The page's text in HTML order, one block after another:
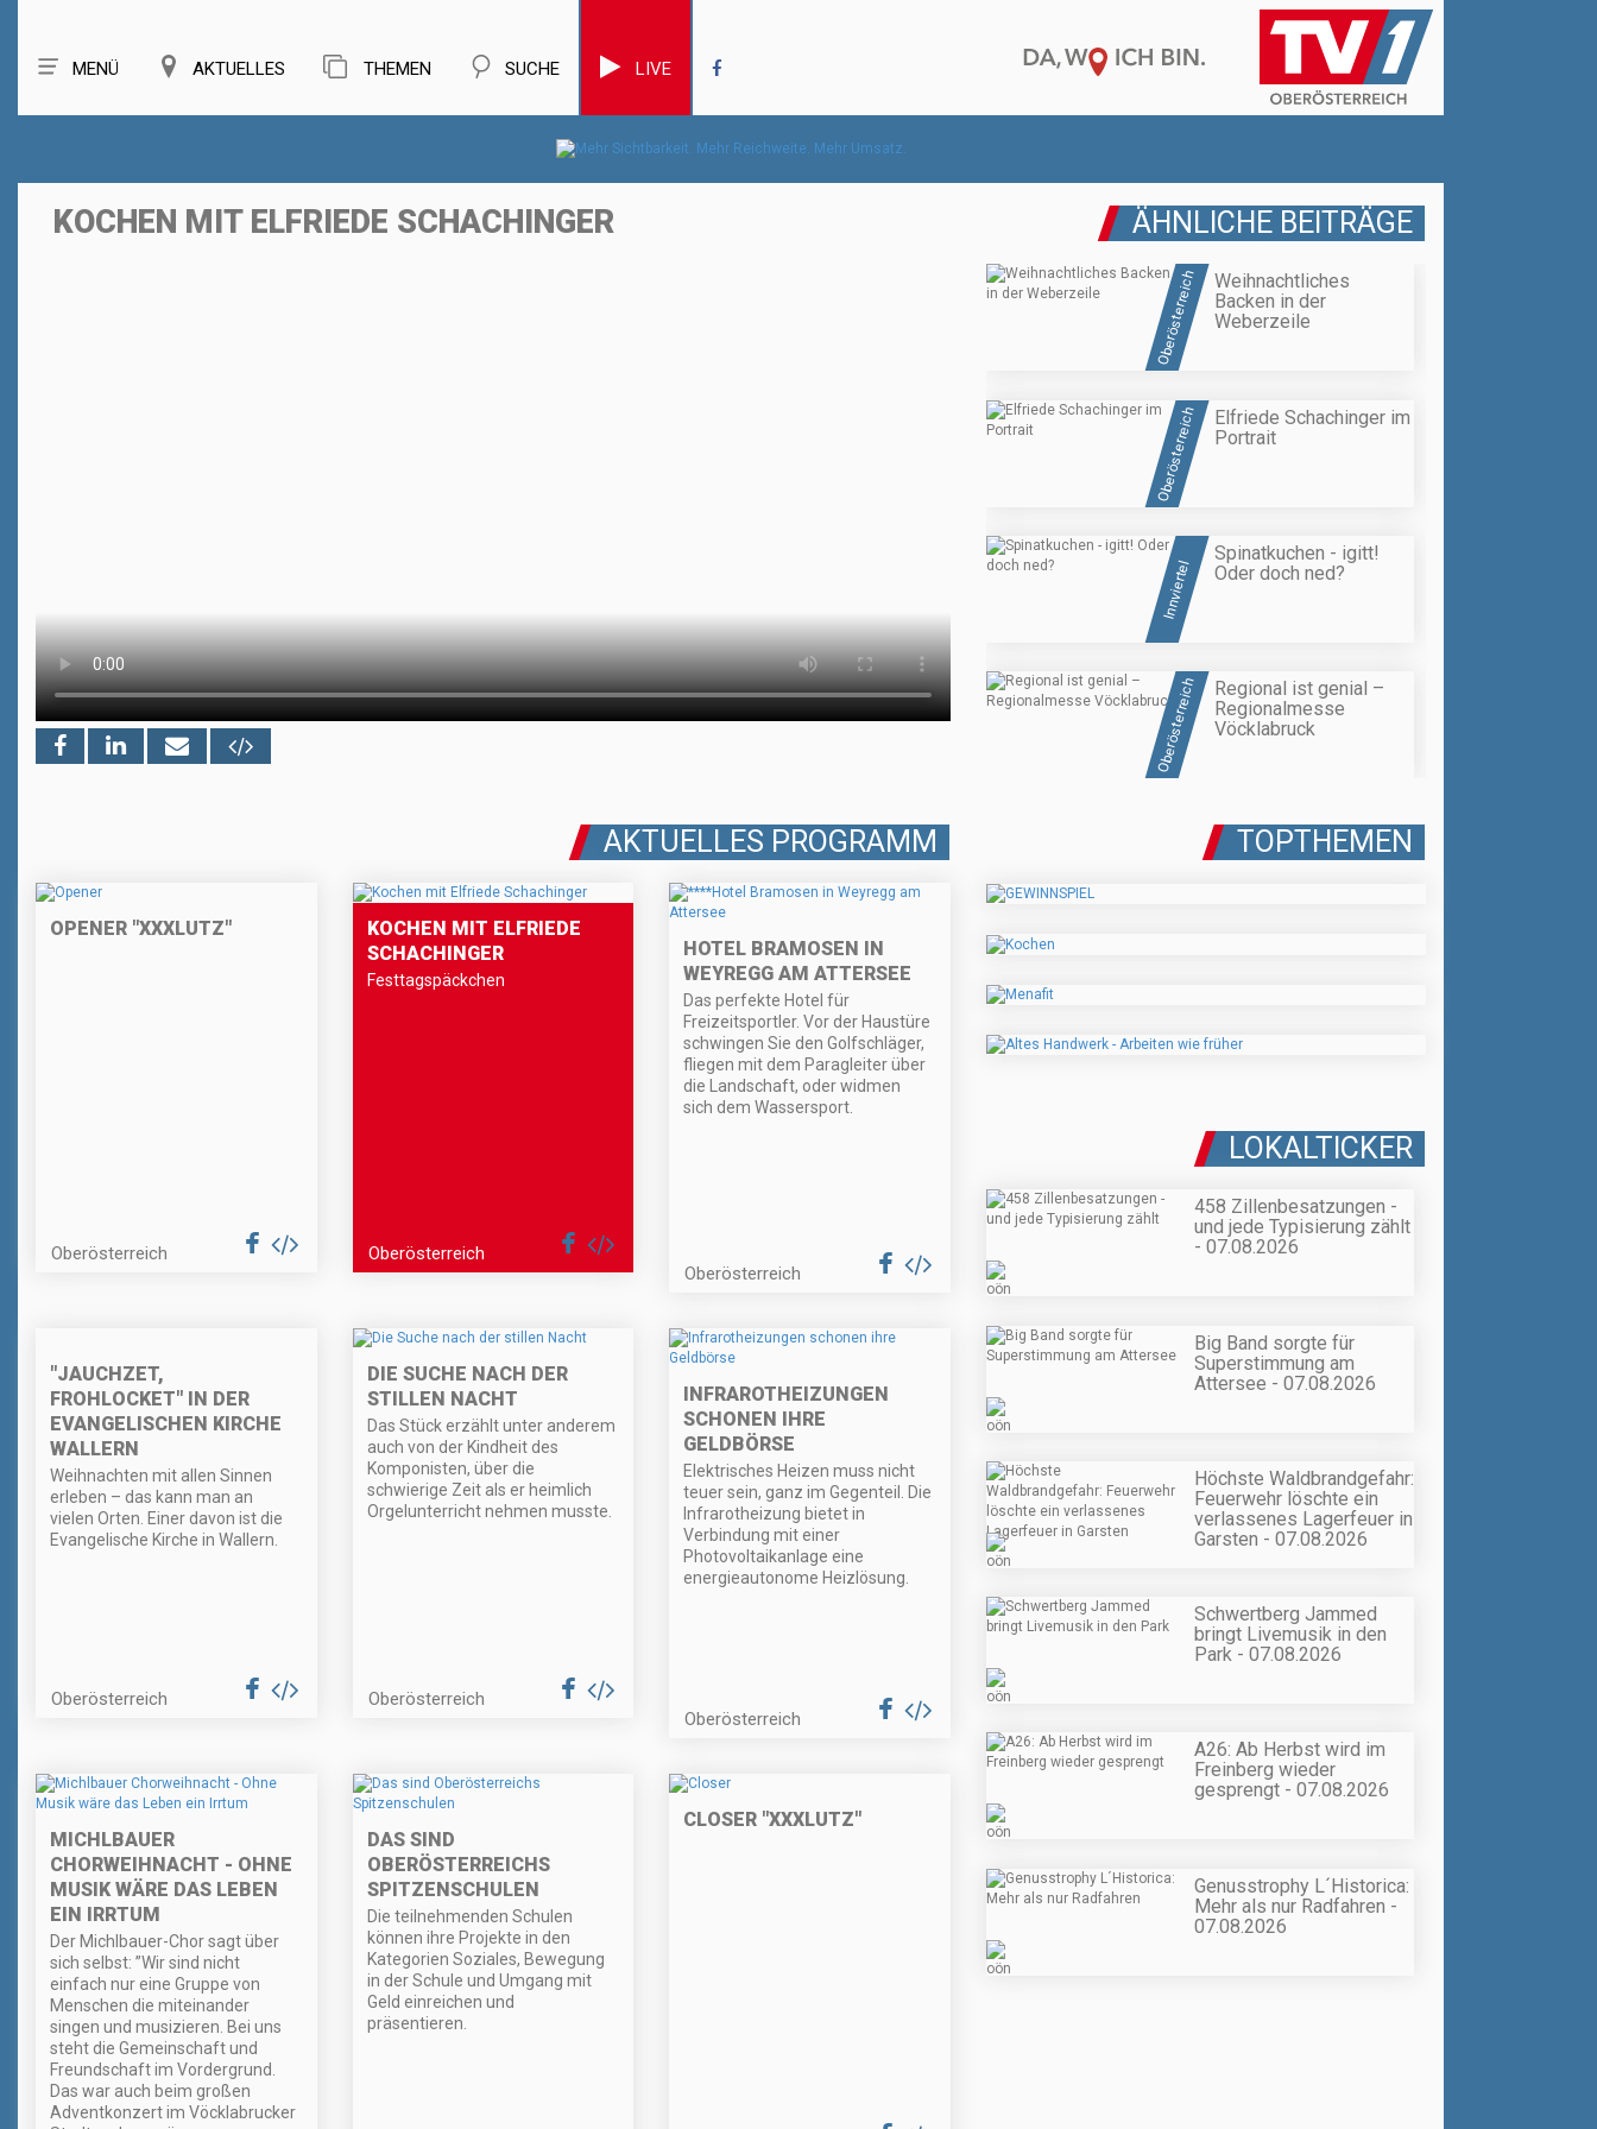
MENÜ AKTUELLES THEMEN SUCHE LIVE
KOCHEN MIT ELFRIEDE SCHACHINGER ÄHNLICHE BEITRÄGE
Oberösterreich
Weihnachtliches
Backen in der
Weberzeile
Oberösterreich
Elfriede Schachinger im
Portrait
Innviertel
Spinatkuchen - igitt!
Oder doch ned?
Oberösterreich
Regional ist genial –
Regionalmesse
Vöcklabruck
AKTUELLES PROGRAMM
OPENER "XXXLUTZ"
Oberösterreich
KOCHEN MIT ELFRIEDE
SCHACHINGER
Festtagspäckchen
Oberösterreich
HOTEL BRAMOSEN IN
WEYREGG AM ATTERSEE
Das perfekte Hotel für
Freizeitsportler. Vor der Haustüre
schwingen Sie den Golfschläger,
fliegen mit dem Paragleiter über
die Landschaft, oder widmen
sich dem Wassersport.
Oberösterreich
"JAUCHZET,
FROHLOCKET" IN DER
EVANGELISCHEN KIRCHE
WALLERN
Weihnachten mit allen Sinnen
erleben – das kann man an
vielen Orten. Einer davon ist die
Evangelische Kirche in Wallern.
Oberösterreich
DIE SUCHE NACH DER
STILLEN NACHT
Das Stück erzählt unter anderem
auch von der Kindheit des
Komponisten, über die
schwierige Zeit als er heimlich
Orgelunterricht nehmen musste.
Oberösterreich
INFRAROTHEIZUNGEN
SCHONEN IHRE
GELDBÖRSE
Elektrisches Heizen muss nicht
teuer sein, ganz im Gegenteil. Die
Infrarotheizung bietet in
Verbindung mit einer
Photovoltaikanlage eine
energieautonome Heizlösung.
Oberösterreich
MICHLBAUER
CHORWEIHNACHT - OHNE
MUSIK WÄRE DAS LEBEN
EIN IRRTUM
Der Michlbauer-Chor sagt über
sich selbst: ”Wir sind nicht
einfach nur eine Gruppe von
Menschen die miteinander
singen und musizieren. Bei uns
steht die Gemeinschaft und
Freundschaft im Vordergrund.
Das war auch beim großen
Adventkonzert im Vöcklabrucker
DAS SIND
OBERÖSTERREICHS
SPITZENSCHULEN
Die teilnehmenden Schulen
können ihre Projekte in den
Kategorien Soziales, Bewegung
in der Schule und Umgang mit
Geld einreichen und
präsentieren.
CLOSER "XXXLUTZ"
TOPTHEMEN
LOKALTICKER
458 Zillenbesatzungen -
und jede Typisierung zählt
- 07.08.2026
Big Band sorgte für
Superstimmung am
Attersee - 07.08.2026
Höchste Waldbrandgefahr:
Feuerwehr löschte ein
verlassenes Lagerfeuer in
Garsten - 07.08.2026
Schwertberg Jammed
bringt Livemusik in den
Park - 07.08.2026
A26: Ab Herbst wird im
Freinberg wieder
gesprengt - 07.08.2026
Genusstrophy L´Historica:
Mehr als nur Radfahren -
07.08.2026